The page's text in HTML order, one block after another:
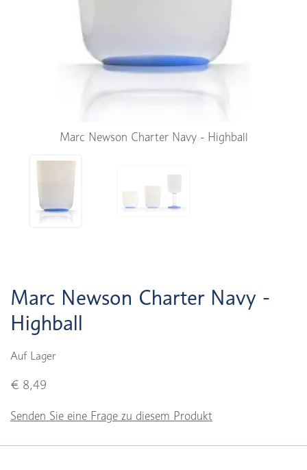
Marc Newson Charter Navy - Highball
Marc Newson Charter Navy -
Highball
Auf Lager
€ 8,49
Senden Sie eine Frage zu diesem Produkt